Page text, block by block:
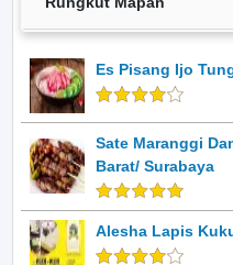
Es Pisang Ijo
Sate Maranggi
Barat/ Surabaya
Alesha Lapis